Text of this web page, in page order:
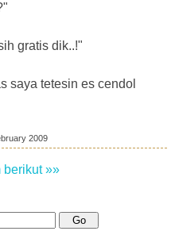
gratis dik..!"
saya tetesin es cendol
2009
berikut »»